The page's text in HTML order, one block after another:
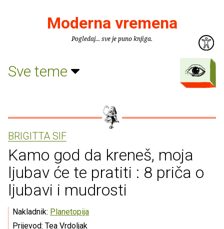
Moderna vremena
Pogledaj... sve je puno knjiga.
Sve teme
BRIGITTA SIF
Kamo god da kreneš, moja
ljubav će te pratiti : 8 priča o
ljubavi i mudrosti
Nakladnik: Planetopija
Prijevod: Tea Vrdoljak